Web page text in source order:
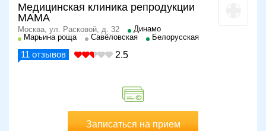
Медицинская клиника репродукции
МАМА
Москва, ул. Расковой, д. 32
Динамо
Марьина роща
Савёловская Белорусская
11 отзывов 2.5
Записаться на прием